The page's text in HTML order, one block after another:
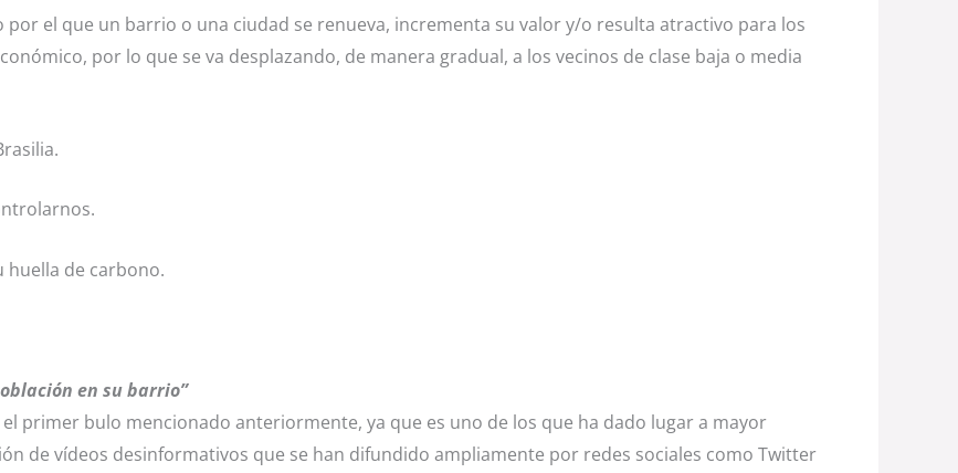
el que un barrio o una ciudad se renueva, incrementa su valor y/o resulta atractivo para los
por lo que se va desplazando, de manera gradual, a los vecinos de clase baja o media
huella de carbono.
en su barrio”
primer bulo mencionado anteriormente, ya que es uno de los que ha dado lugar a mayor
de vídeos desinformativos que se han difundido ampliamente por redes sociales como Twitter